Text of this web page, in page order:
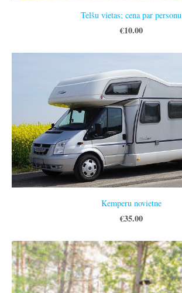
Telšu vietas; cena par personu
€10.00
Kemperu novietne
€35.00